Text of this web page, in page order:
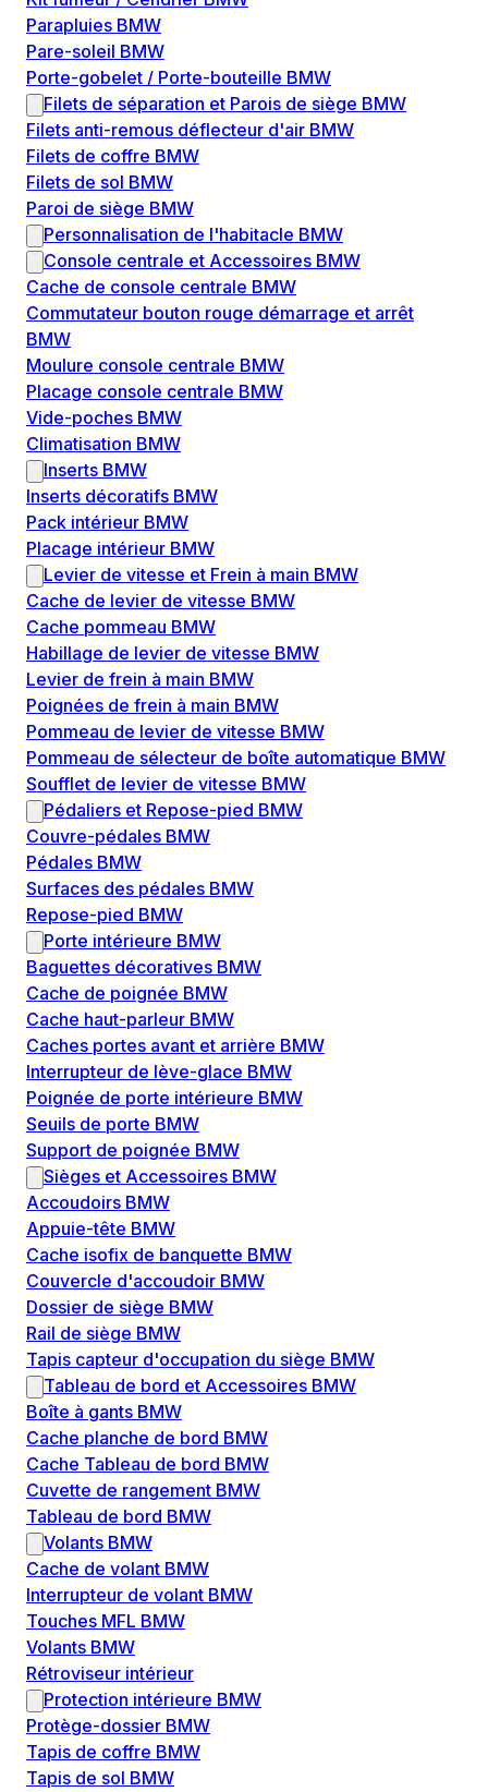
Parapluies BMW
Pare-soleil BMW
Porte-gobelet / Porte-bouteille BMW
Filets de séparation et Parois de siège BMW
Filets anti-remous déflecteur d'air BMW
Filets de coffre BMW
Filets de sol BMW
Paroi de siège BMW
Personnalisation de l'habitacle BMW
Console centrale et Accessoires BMW
Cache de console centrale BMW
Commutateur bouton rouge démarrage et arrêt
BMW
Moulure console centrale BMW
Placage console centrale BMW
Vide-poches BMW
Climatisation BMW
Inserts BMW
Inserts décoratifs BMW
Pack intérieur BMW
Placage intérieur BMW
Levier de vitesse et Frein à main BMW
Cache de levier de vitesse BMW
Cache pommeau BMW
Habillage de levier de vitesse BMW
Levier de frein à main BMW
Poignées de frein à main BMW
Pommeau de levier de vitesse BMW
Pommeau de sélecteur de boîte automatique BMW
Soufflet de levier de vitesse BMW
Pédaliers et Repose-pied BMW
Couvre-pédales BMW
Pédales BMW
Surfaces des pédales BMW
Repose-pied BMW
Porte intérieure BMW
Baguettes décoratives BMW
Cache de poignée BMW
Cache haut-parleur BMW
Caches portes avant et arrière BMW
Interrupteur de lève-glace BMW
Poignée de porte intérieure BMW
Seuils de porte BMW
Support de poignée BMW
Sièges et Accessoires BMW
Accoudoirs BMW
Appuie-tête BMW
Cache isofix de banquette BMW
Couvercle d'accoudoir BMW
Dossier de siège BMW
Rail de siège BMW
Tapis capteur d'occupation du siège BMW
Tableau de bord et Accessoires BMW
Boîte à gants BMW
Cache planche de bord BMW
Cache Tableau de bord BMW
Cuvette de rangement BMW
Tableau de bord BMW
Volants BMW
Cache de volant BMW
Interrupteur de volant BMW
Touches MFL BMW
Volants BMW
Rétroviseur intérieur
Protection intérieure BMW
Protège-dossier BMW
Tapis de coffre BMW
Tapis de sol BMW